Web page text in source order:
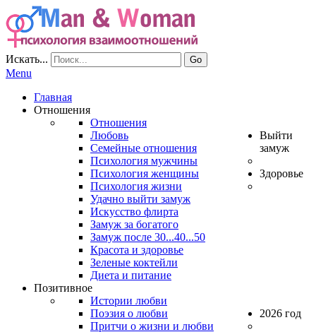
Искать... Go
Menu
Главная
Отношения
Отношения
Любовь
Семейные отношения
Психология мужчины
Психология женщины
Психология жизни
Выйти
замуж
Удачно выйти замуж
Искусство флирта
Замуж за богатого
Замуж после 30...40...50
Здоровье
Красота и здоровье
Зеленые коктейли
Диета и питание
Позитивное
Истории любви
Поэзия о любви
Притчи о жизни и любви
2026 год